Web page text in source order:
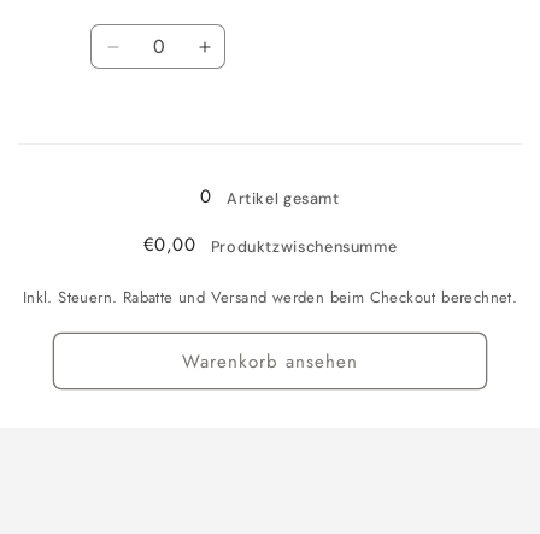
Anzahl
VerringereErhöhe
cm
0
Artikel gesamt
€0,00 Produktzwischensumme
Inkl. Steuern. Rabatte und Versand werden beim Checkout berechnet.
Warenkorb ansehen